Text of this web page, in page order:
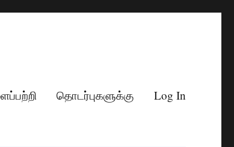
தொடர்புகளுக்கு Log In